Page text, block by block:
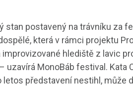
stan postavený na trávníku za
která v rámci projektu
hlediště z lavic
MonoBáb festival.
představení nestihl, může